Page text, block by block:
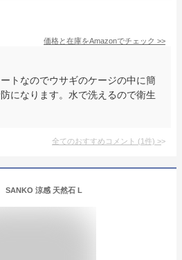
価格と在庫をAmazonでチェック >>
トなのでウサギのケージの中に簡
になります。水で洗えるので衛生
全てのおすすめコメント (1件) >
SANKO 涼感 天然石 L